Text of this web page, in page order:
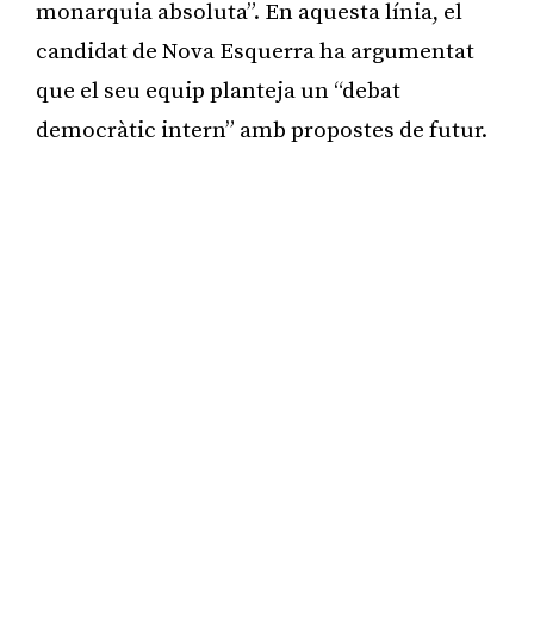
monarquia absoluta”. En aquesta línia, el
candidat de Nova Esquerra ha argumentat
que el seu equip planteja un “debat
democràtic intern” amb propostes de futur.